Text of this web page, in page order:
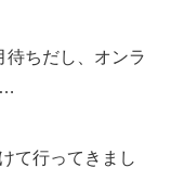
待ちだし、オンラ
…
て行ってきまし